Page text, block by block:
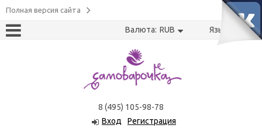
Полная версия сайта
Валюта: RUB Язык: USRU
8 (495) 105-98-78
Вход
Регистрация